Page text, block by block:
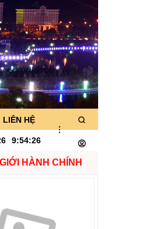
LIÊN HỆ
9:54:28
HÀNH CHÍNH